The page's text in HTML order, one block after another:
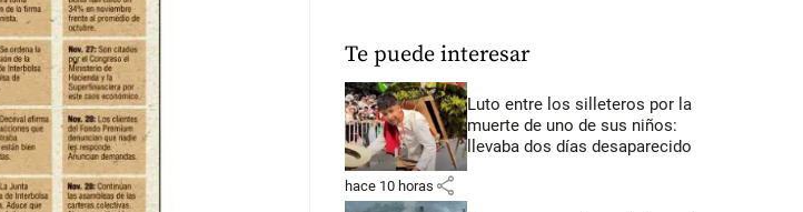
Te puede interesar
Luto entre los silleteros por la
muerte de uno de sus niños:
llevaba dos días desaparecido
hace 10 horas share